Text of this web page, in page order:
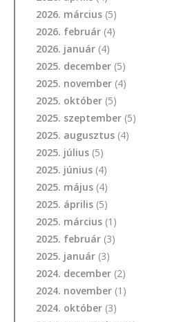
2026. március (5)
2026. február (4)
2026. január (4)
2025. december (5)
2025. november (4)
2025. október (5)
2025. szeptember (5)
2025. augusztus (4)
2025. július (5)
2025. június (4)
2025. május (4)
2025. április (5)
2025. március (1)
2025. február (3)
2025. január (3)
2024. december (2)
2024. november (1)
2024. október (3)